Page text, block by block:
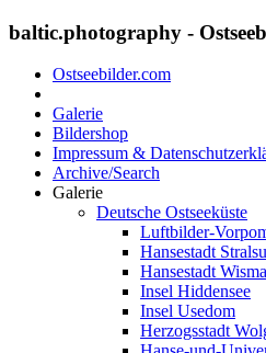
baltic.photography -
Ostseebilder.com
Galerie
Bildershop
Impressum &
Archive/Search
Galerie
Deutsche Ostseeküste
Luftbilder-
Hansestadt
Hansestadt
Insel Hiddensee
Insel Usedom
Herzogsstadt